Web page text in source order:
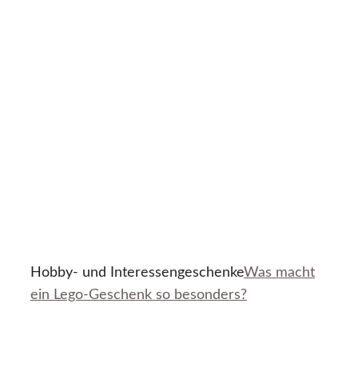
Hobby- und InteressengeschenkeWas macht
ein Lego-Geschenk so besonders?